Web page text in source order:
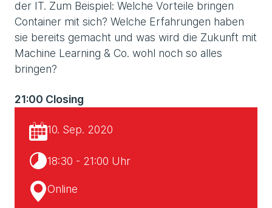
der IT. Zum Beispiel: Welche Vorteile bringen
Container mit sich? Welche Erfahrungen haben
sie bereits gemacht und was wird die Zukunft mit
Machine Learning & Co. wohl noch so alles
bringen?
21:00 Closing
10. Sep. 2020
18:30 - 21:00 Uhr
Online